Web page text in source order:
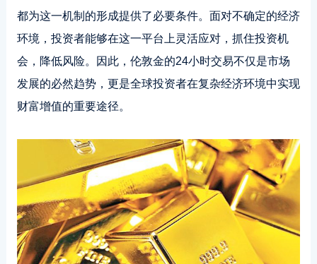
都为这一机制的形成提供了必要条件。面对不确定的经济
环境，投资者能够在这一平台上灵活应对，抓住投资机
会，降低风险。因此，伦敦金的24小时交易不仅是市场
发展的必然趋势，更是全球投资者在复杂经济环境中实现
财富增值的重要途径。